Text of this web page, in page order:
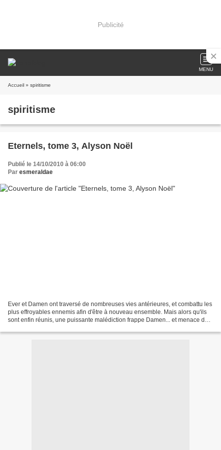
Publicité
MENU
Accueil » spiritisme
spiritisme
Eternels, tome 3, Alyson Noël
Publié le 14/10/2010 à 06:00
Par esmeraldae
Ever et Damen ont traversé de nombreuses vies antérieures, et combattu les
plus effroyables ennemis afin d'être à nouveau ensemble. Mais alors qu'ils
sont enfin réunis, une puissante malédiction frappe Damen... et menace de